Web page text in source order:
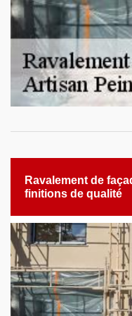
Ravalement de
finitions de qualité